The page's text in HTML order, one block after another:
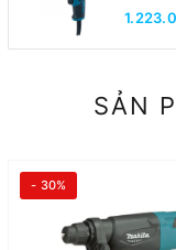
SẢN
- 30%